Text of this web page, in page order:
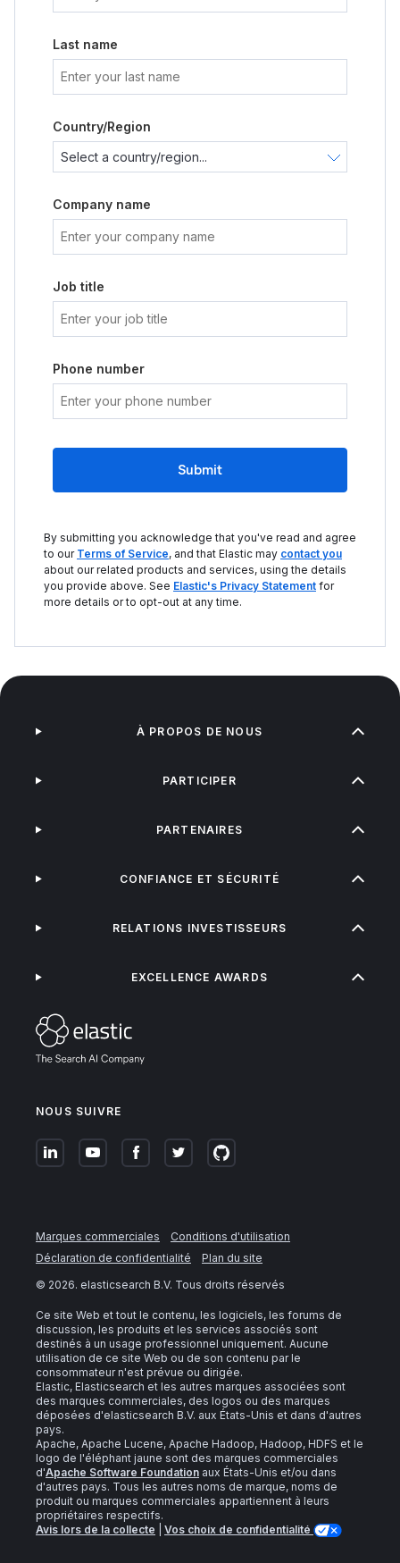
Last name
Country/Region
Company name
Job title
Phone number
Submit
By submitting you acknowledge that you've read and agree
to our Terms of Service, and that Elastic may contact you
about our related products and services, using the details
you provide above. See Elastic's Privacy Statement for
more details or to opt-out at any time.
NOUS SUIVRE
À PROPOS DE NOUS
PARTICIPER
PARTENAIRES
CONFIANCE ET SÉCURITÉ
RELATIONS INVESTISSEURS
EXCELLENCE AWARDS
Marques commerciales
Conditions d'utilisation
Déclaration de confidentialité
Plan du site
© 2026. elasticsearch B.V. Tous droits réservés
Ce site Web et tout le contenu, les logiciels, les forums de
discussion, les produits et les services associés sont
destinés à un usage professionnel uniquement. Aucune
utilisation de ce site Web ou de son contenu par le
consommateur n'est prévue ou dirigée.
Elastic, Elasticsearch et les autres marques associées sont
des marques commerciales, des logos ou des marques
déposées d'elasticsearch B.V. aux États-Unis et dans d'autres
pays.
Apache, Apache Lucene, Apache Hadoop, Hadoop, HDFS et le
logo de l'éléphant jaune sont des marques commerciales
d'Apache Software Foundation aux États-Unis et/ou dans
d'autres pays. Tous les autres noms de marque, noms de
produit ou marques commerciales appartiennent à leurs
propriétaires respectifs.
Avis lors de la collecte
Vos choix de confidentialité